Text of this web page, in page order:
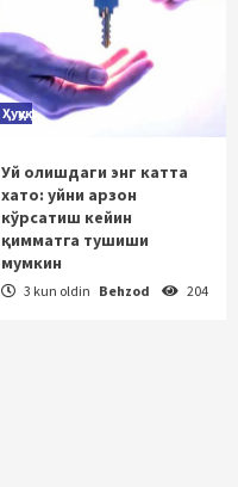
Ҳуқуқ
Уй олишдаги энг катта
хато: уйни арзон
кўрсатиш кейин
қимматга тушиши
мумкин
3 kun oldin Behzod 204